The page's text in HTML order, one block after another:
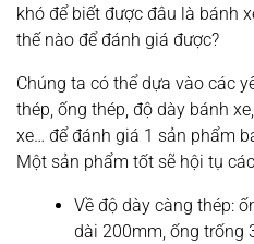
khó để biết được đâu là bánh
thế nào để đánh giá được?
Chúng ta có thể dựa vào các
thép, ống thép, độ dày bánh
xe… để đánh giá 1 sản phẩm
Một sản phẩm tốt sẽ hội tụ
Về độ dày càng thép:
dài 200mm, ống trống